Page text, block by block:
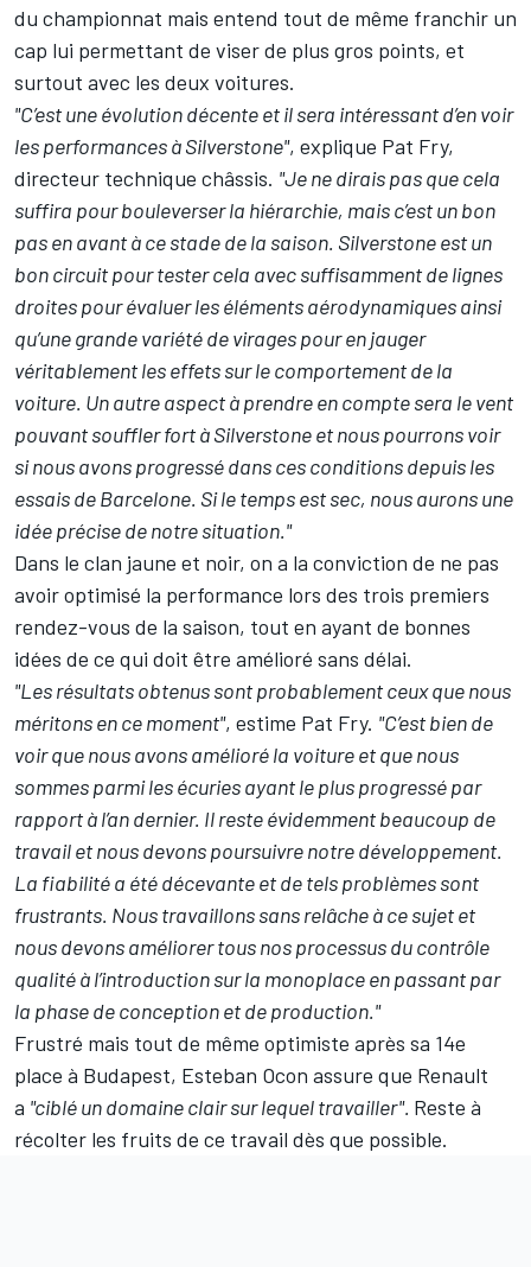
du championnat mais entend tout de même franchir un
cap lui permettant de viser de plus gros points, et
surtout avec les deux voitures.
"C’est une évolution décente et il sera intéressant d’en voir
les performances à Silverstone", explique Pat Fry,
directeur technique châssis. "Je ne dirais pas que cela
suffira pour bouleverser la hiérarchie, mais c’est un bon
pas en avant à ce stade de la saison. Silverstone est un
bon circuit pour tester cela avec suffisamment de lignes
droites pour évaluer les éléments aérodynamiques ainsi
qu’une grande variété de virages pour en jauger
véritablement les effets sur le comportement de la
voiture. Un autre aspect à prendre en compte sera le vent
pouvant souffler fort à Silverstone et nous pourrons voir
si nous avons progressé dans ces conditions depuis les
essais de Barcelone. Si le temps est sec, nous aurons une
idée précise de notre situation."
Dans le clan jaune et noir, on a la conviction de ne pas
avoir optimisé la performance lors des trois premiers
rendez-vous de la saison, tout en ayant de bonnes
idées de ce qui doit être amélioré sans délai.
"Les résultats obtenus sont probablement ceux que nous
méritons en ce moment", estime Pat Fry. "C’est bien de
voir que nous avons amélioré la voiture et que nous
sommes parmi les écuries ayant le plus progressé par
rapport à l’an dernier. Il reste évidemment beaucoup de
travail et nous devons poursuivre notre développement.
La fiabilité a été décevante et de tels problèmes sont
frustrants. Nous travaillons sans relâche à ce sujet et
nous devons améliorer tous nos processus du contrôle
qualité à l’introduction sur la monoplace en passant par
la phase de conception et de production."
Frustré mais tout de même optimiste après sa 14e
place à Budapest, Esteban Ocon assure que Renault
a "ciblé un domaine clair sur lequel travailler". Reste à
récolter les fruits de ce travail dès que possible.